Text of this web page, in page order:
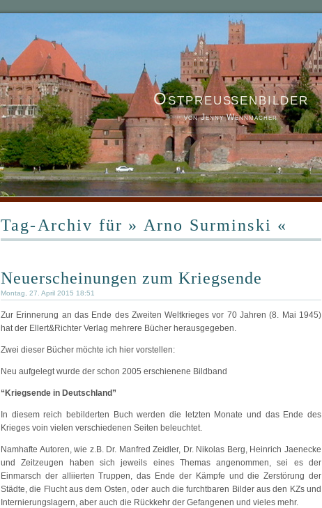
Ostpreußenbilder
von Jenny Wennmacher
Tag-Archiv für » Arno Surminski «
Neuerscheinungen zum Kriegsende
Montag, 27. April 2015 18:51
Zur Erinnerung an das Ende des Zweiten Weltkrieges vor 70 Jahren (8. Mai 1945)
hat der Ellert&Richter Verlag mehrere Bücher herausgegeben.
Zwei dieser Bücher möchte ich hier vorstellen:
Neu aufgelegt wurde der schon 2005 erschienene Bildband
“Kriegsende in Deutschland”
In diesem reich bebilderten Buch werden die letzten Monate und das Ende des
Krieges voin vielen verschiedenen Seiten beleuchtet.
Namhafte Autoren, wie z.B. Dr. Manfred Zeidler, Dr. Nikolas Berg, Heinrich Jaenecke
und Zeitzeugen haben sich jeweils eines Themas angenommen, sei es der
Einmarsch der alliierten Truppen, das Ende der Kämpfe und die Zerstörung der
Städte, die Flucht aus dem Osten, oder auch die furchtbaren Bilder aus den KZs und
Internierungslagern, aber auch die Rückkehr der Gefangenen und vieles mehr.